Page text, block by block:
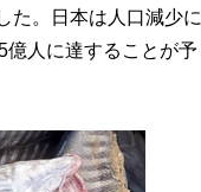
た。日本は人口減少に
億人に達することが予